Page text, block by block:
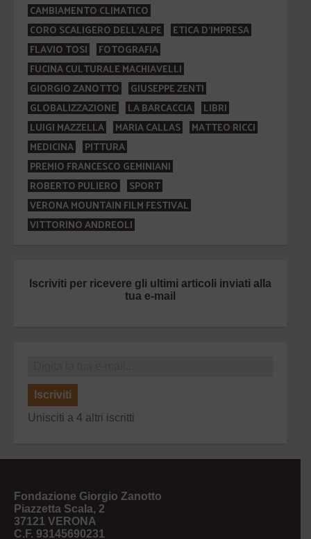
CAMBIAMENTO CLIMATICO
CORO SCALIGERO DELL'ALPE
ETICA D'IMPRESA
FLAVIO TOSI
FOTOGRAFIA
FUCINA CULTURALE MACHIAVELLI
GIORGIO ZANOTTO
GIUSEPPE ZENTI
GLOBALIZZAZIONE
LA BARCACCIA
LIBRI
LUIGI MAZZELLA
MARIA CALLAS
MATTEO RICCI
MEDICINA
PITTURA
PREMIO FRANCESCO GEMINIANI
ROBERTO PULIERO
SPORT
VERONA MOUNTAIN FILM FESTIVAL
VITTORINO ANDREOLI
Iscriviti per ricevere gli ultimi articoli inviati alla
tua e-mail
Iscriviti
Unisciti a 4 altri iscritti
Fondazione Giorgio Zanotto
Piazzetta Scala, 2
37121 VERONA
C.F. 93145690231